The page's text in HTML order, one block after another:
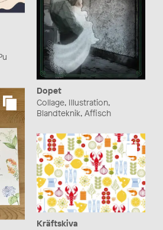
Dopet
Collage, Illustration,
Blandteknik, Affisch
Kräftskiva